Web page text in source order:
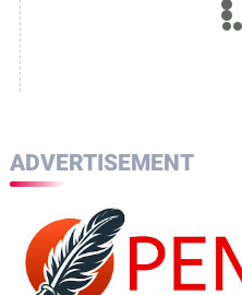
ADVERTISEMENT